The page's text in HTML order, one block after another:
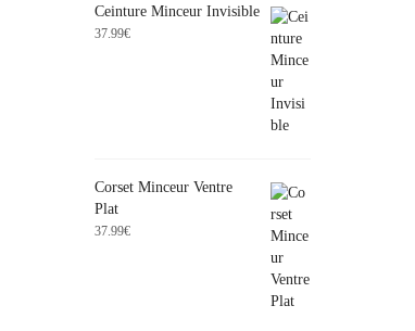
Ceinture Minceur Invisible
37.99€
Corset Minceur Ventre
Plat
37.99€